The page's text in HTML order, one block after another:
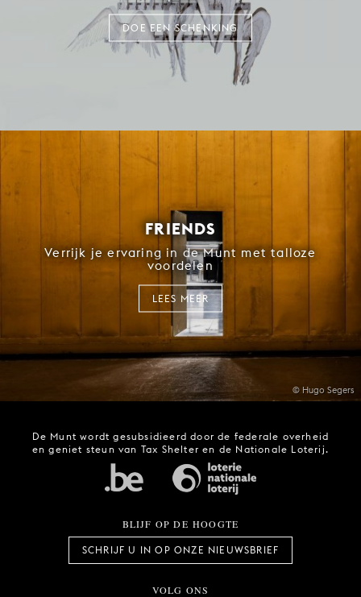
DOE EEN SCHENKING
© Hugo Segers
FRIENDS
Verrijk je ervaring in de Munt met talloze
voordelen
LEES MEER
De Munt wordt gesubsidieerd door de federale overheid
en geniet steun van Tax Shelter en de Nationale Loterij.
BLIJF OP DE HOOGTE
SCHRIJF U IN OP ONZE NIEUWSBRIEF
VOLG ONS